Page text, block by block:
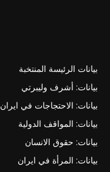
بيانات الرئيسة المنتخبة
بيانات: أشرف وليبرتي
بيانات: الاحتجاجات في ايران
بيانات: المواقف الدولية
بيانات: حقوق الانسان
بيانات: المرأة في ايران